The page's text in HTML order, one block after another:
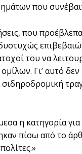
που
που
του να
Γι’ αυτό
σιδηροδρομική
η κατηγορία
πίσω από το